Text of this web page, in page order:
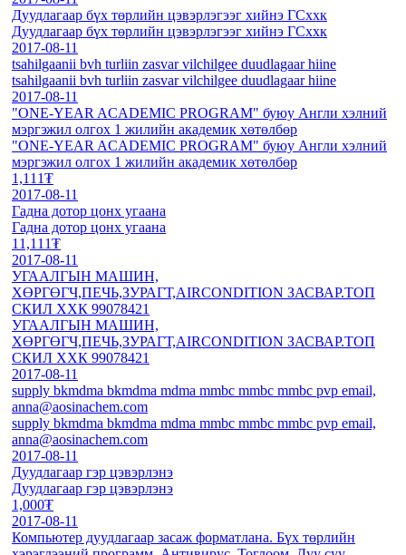
Дуудлагаар бүх төрлийн цэвэрлэгээг хийнэ ГСххк
Дуудлагаар бүх төрлийн цэвэрлэгээг хийнэ ГСххк
2017-08-11
tsahilgaanii bvh turliin zasvar vilchilgee duudlagaar hiine
tsahilgaanii bvh turliin zasvar vilchilgee duudlagaar hiine
2017-08-11
"ONE-YEAR ACADEMIC PROGRAM" буюу Англи хэлний
мэргэжил олгох 1 жилийн академик хөтөлбөр
"ONE-YEAR ACADEMIC PROGRAM" буюу Англи хэлний
мэргэжил олгох 1 жилийн академик хөтөлбөр
1,111₮
2017-08-11
Гадна дотор цонх угаана
Гадна дотор цонх угаана
11,111₮
2017-08-11
УГААЛГЫН МАШИН,
ХӨРГӨГЧ,ПЕЧЬ,ЗУРАГТ,AIRCONDITION ЗАСВАР.ТОП
СКИЛ ХХК 99078421
УГААЛГЫН МАШИН,
ХӨРГӨГЧ,ПЕЧЬ,ЗУРАГТ,AIRCONDITION ЗАСВАР.ТОП
СКИЛ ХХК 99078421
2017-08-11
supply bkmdma bkmdma mdma mmbc mmbc mmbc pvp email,
anna@aosinachem.com
supply bkmdma bkmdma mdma mmbc mmbc mmbc pvp email,
anna@aosinachem.com
2017-08-11
Дуудлагаар гэр цэвэрлэнэ
Дуудлагаар гэр цэвэрлэнэ
1,000₮
2017-08-11
Компьютер дуудлагаар засаж форматлана. Бүх төрлийн